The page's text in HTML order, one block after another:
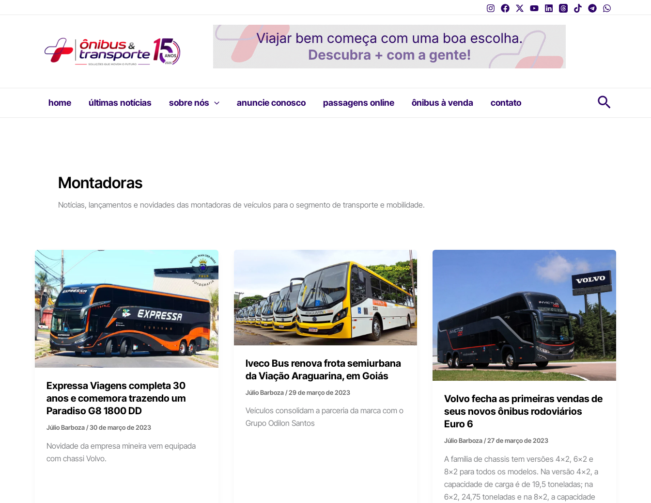
home últimas notícias sobre nós anuncie conosco passagens online ônibus à venda contato
Montadoras
Notícias, lançamentos e novidades das montadoras de veículos para o segmento de transporte e mobilidade.
Expressa Viagens completa 30
anos e comemora trazendo um
Paradiso G8 1800 DD
Júlio Barboza/30 de março de 2023
Novidade da empresa mineira vem equipada
com chassi Volvo.
Iveco Bus renova frota semiurbana
da Viação Araguarina, em Goiás
Júlio Barboza/29 de março de 2023
Veículos consolidam a parceria da marca com o
Grupo Odilon Santos
Volvo fecha as primeiras vendas de
seus novos ônibus rodoviários
Euro 6
Júlio Barboza/27 de março de 2023
A família de chassis tem versões 4×2, 6×2 e
8×2 para todos os modelos. Na versão 4×2, a
capacidade de carga é de 19,5 toneladas; na
6×2, 24,75 toneladas e na 8×2, a capacidade